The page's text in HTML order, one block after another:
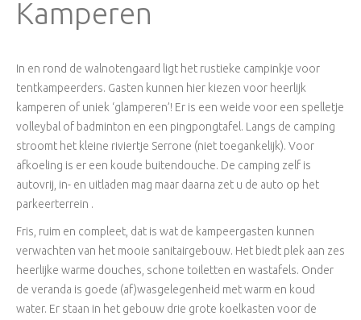
Kamperen
In en rond de walnotengaard ligt het rustieke campinkje voor
tentkampeerders. Gasten kunnen hier kiezen voor heerlijk
kamperen of uniek ‘glamperen’! Er is een weide voor een spelletje
volleybal of badminton en een pingpongtafel. Langs de camping
stroomt het kleine riviertje Serrone (niet toegankelijk). Voor
afkoeling is er een koude buitendouche. De camping zelf is
autovrij, in- en uitladen mag maar daarna zet u de auto op het
parkeerterrein .
Fris, ruim en compleet, dat is wat de kampeergasten kunnen
verwachten van het mooie sanitairgebouw. Het biedt plek aan zes
heerlijke warme douches, schone toiletten en wastafels. Onder
de veranda is goede (af)wasgelegenheid met warm en koud
water. Er staan in het gebouw drie grote koelkasten voor de